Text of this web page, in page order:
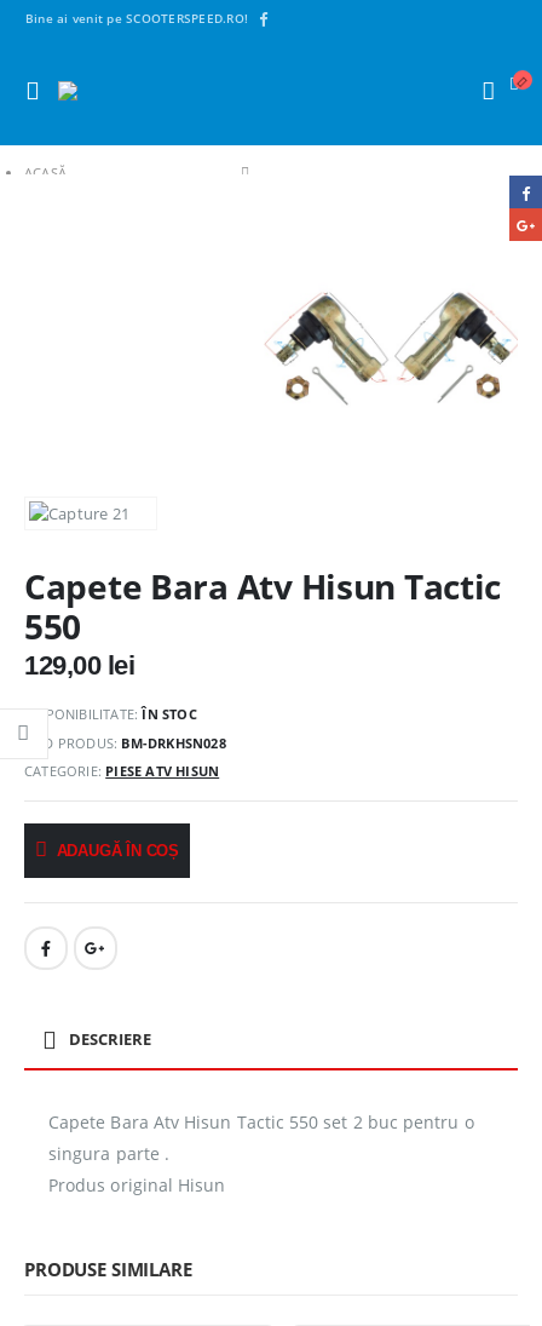
Bine ai venit pe SCOOTERSPEED.RO!
ACASĂ
Capete Bara Atv Hisun Tactic
550
129,00 lei
DISPONIBILITATE:ÎN STOC
COD PRODUS: BM-DRKHSN028
CATEGORIE: PIESE ATV HISUN
ADAUGĂ ÎN COȘ
DESCRIERE
Capete Bara Atv Hisun Tactic 550 set 2 buc pentru o
singura parte .
Produs original Hisun
PRODUSE SIMILARE